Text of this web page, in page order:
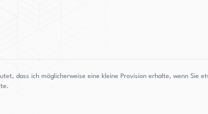
dass ich möglicherweise eine kleine Provision erhalte, wenn Sie